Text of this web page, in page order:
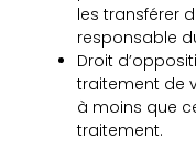
les transférer
responsable
Droit
traitement de
à moins que
traitement.